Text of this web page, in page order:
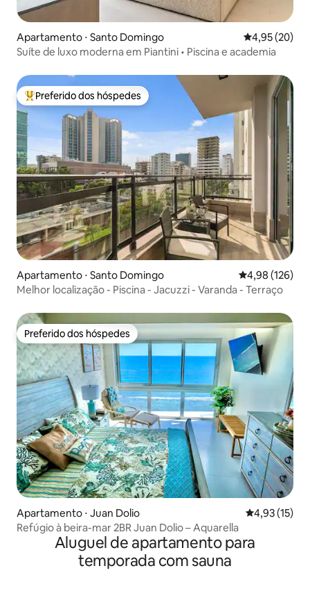
Apartamento ⋅ Santo Domingo 4,95 de uma
4,95 (20)
Suíte de luxo moderna em Piantini • Piscina e academia
Entre os melhores preferidos dos hóspedes
Preferido dos hóspedes
Apartamento ⋅ Santo Domingo 4,98 de uma
4,98 (126)
Melhor localização - Piscina - Jacuzzi - Varanda - Terraço
Preferido dos hóspedes
Preferido dos hóspedes
Apartamento ⋅ Juan Dolio 4,93 de uma
4,93 (15)
Refúgio à beira-mar 2BR Juan Dolio – Aquarella
Aluguel de apartamento para
temporada com sauna